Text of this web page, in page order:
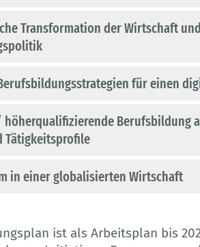
Transformation der Wirtschaft
für einen
Berufsbildung
Tätigkeitsprofile
in einer globalisierten Wirtschaft
ist als Arbeitsplan bis